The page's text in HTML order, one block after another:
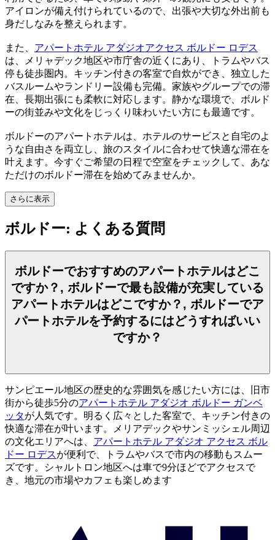
アイロンが備え付けられているので、出張や大切な外出前も
身だしなみを整えられます。
また、 アパートホテル アダジオアクセス ボルドー ロデス
は、メリャデック地区や市庁舎の近くにあり、トラムやバス
停も徒歩圏内。キッチン付きの客室で自炊ができ、独立した
バスルームやランドリー設備も完備。家族やグループでの滞
在、長期出張にも柔軟に対応します。静かな環境で、ボルド
ーの街並みや文化をじっくり味わいたい方にも最適です。
ボルドーのアパートホテルは、ホテルのサービスと自宅のよ
うな自由さを両立し、旅のスタイルに合わせて快適な滞在を
叶えます。今すぐご希望の日程で空室をチェックして、あな
ただけのボルドー滞在を始めてみませんか。
さらに表示
ボルドー: よくある質問
ボルドーでおすすめのアパートホテルはどこ
ですか？, ボルドーで最も設備が充実している
アパートホテルはどこですか？, ボルドーでア
パートホテルを予約するにはどうすればいい
ですか？
サンピエール地区の歴史的な雰囲気を感じたい方には、旧市
街から徒歩5分のアパートホテル アダジオ ボルドー ガンベ
ッタが人気です。明るく広々とした客室で、キッチン付きの
快適な滞在が叶います。メリアデックやサンミッシェル周辺
の文化エリアへは、 アパートホテル アダジオ アクセス ボル
ドー ロデスが便利で、トラムやバスで市内の移動もスムー
ズです。シャルトロン地区へは車で9分ほどでアクセスで
き、地元の市場やカフェも楽しめます